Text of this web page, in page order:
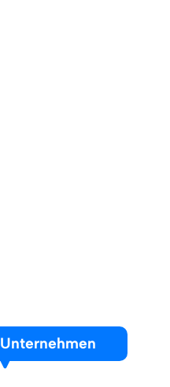
Unternehmen